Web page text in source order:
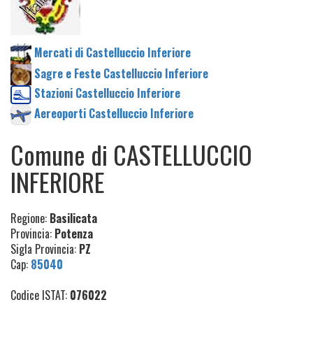
Mercati di Castelluccio Inferiore
Sagre e Feste Castelluccio Inferiore
Stazioni Castelluccio Inferiore
Aereoporti Castelluccio Inferiore
Comune di CASTELLUCCIO
INFERIORE
Regione: Basilicata
Provincia: Potenza
Sigla Provincia: PZ
Cap: 85040
Codice ISTAT: 076022